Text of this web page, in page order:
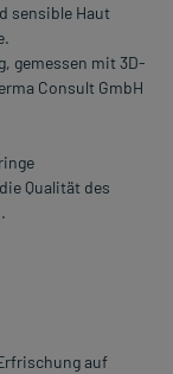
sensible Haut
gemessen mit 3D-
Consult GmbH
Qualität des
auf